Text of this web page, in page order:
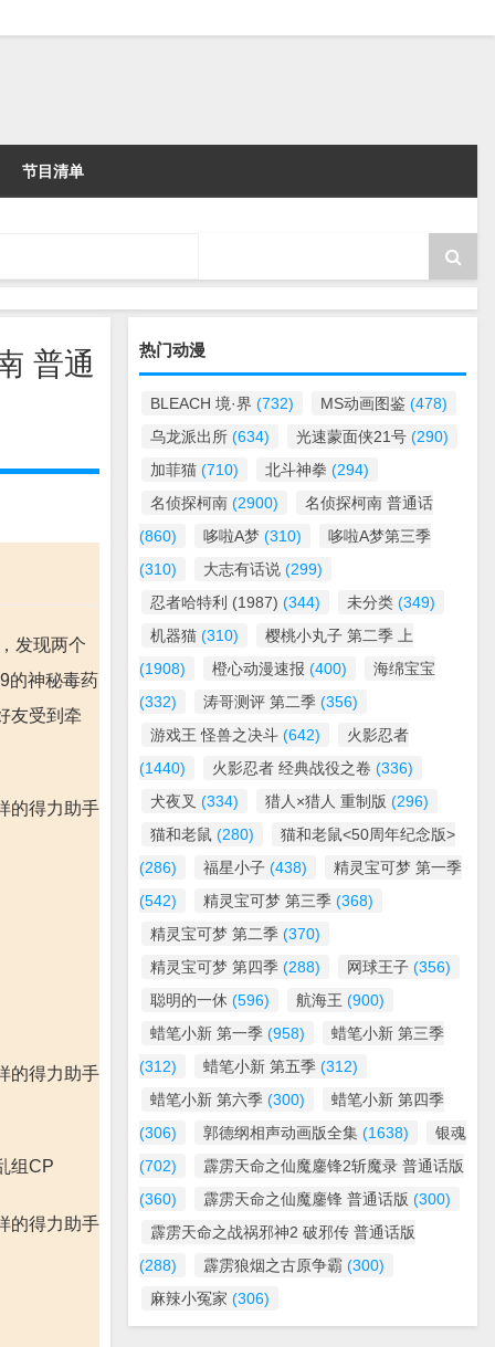
节目清单
普通
发现两个
的神秘毒药
友受到牵
的得力助手
的得力助手
组CP
的得力助手
热门动漫
BLEACH 境·界 (732) MS动画图鉴 (478)
乌龙派出所 (634) 光速蒙面侠21号 (290)
加菲猫 (710) 北斗神拳 (294)
名侦探柯南 (2900)
名侦探柯南 普通话
(860)
哆啦A梦 (310)
哆啦A梦第三季
(310)
大志有话说 (299)
忍者哈特利 (1987) (344) 未分类 (349)
机器猫 (310)
樱桃小丸子 第二季 上
(1908)
橙心动漫速报 (400)
海绵宝宝
(332)
涛哥测评 第二季 (356)
游戏王 怪兽之决斗 (642)
火影忍者
(1440)
火影忍者 经典战役之卷 (336)
犬夜叉 (334) 猎人×猎人 重制版 (296)
猫和老鼠 (280)
猫和老鼠<50周年纪念版>
(286)
福星小子 (438)
精灵宝可梦 第一季
(542)
精灵宝可梦 第三季 (368)
精灵宝可梦 第二季 (370)
精灵宝可梦 第四季 (288) 网球王子 (356)
聪明的一休 (596) 航海王 (900)
蜡笔小新 第一季 (958)
蜡笔小新 第三季
(312)
蜡笔小新 第五季 (312)
蜡笔小新 第六季 (300)
蜡笔小新 第四季
(306)
郭德纲相声动画版全集 (1638)
银魂
(702)
霹雳天命之仙魔鏖锋2斩魔录 普通话版
(360)
霹雳天命之仙魔鏖锋 普通话版 (300)
霹雳天命之战祸邪神2 破邪传 普通话版
(288)
霹雳狼烟之古原争霸 (300)
麻辣小冤家 (306)